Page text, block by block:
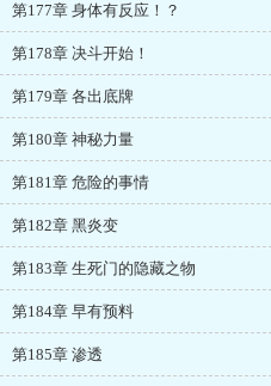
第177章 身体有反应！？
第178章 决斗开始！
第179章 各出底牌
第180章 神秘力量
第181章 危险的事情
第182章 黑炎变
第183章 生死门的隐藏之物
第184章 早有预料
第185章 渗透